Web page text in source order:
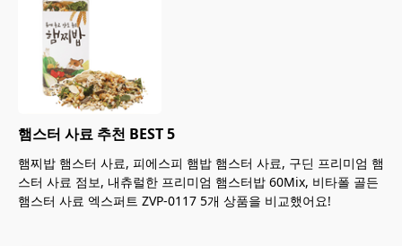
햄스터 사료 추천 BEST 5
햄찌밥 햄스터 사료, 피에스피 햄밥 햄스터 사료, 구딘 프리미엄 햄
스터 사료 점보, 내츄럴한 프리미엄 햄스터밥 60Mix, 비타폴 골든
햄스터 사료 엑스퍼트 ZVP-0117 5개 상품을 비교했어요!